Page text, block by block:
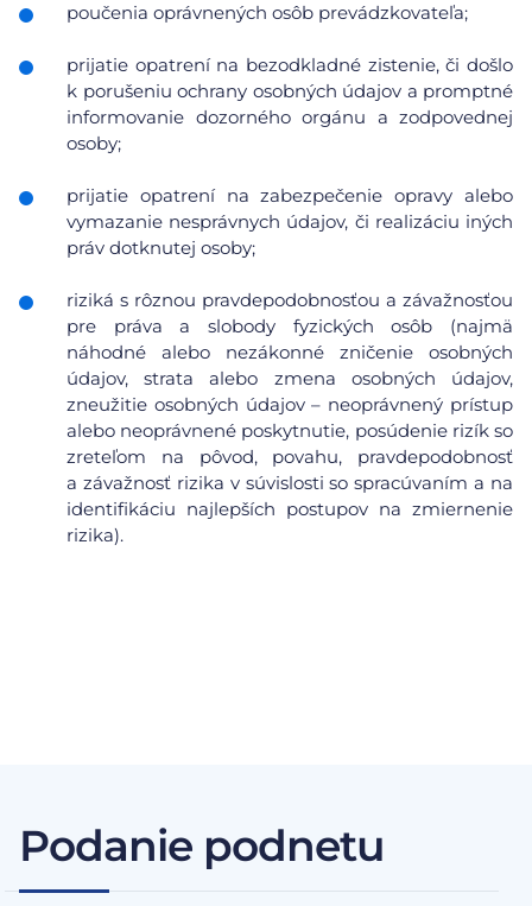
poučenia oprávnených osôb prevádzkovateľa;
prijatie opatrení na bezodkladné zistenie, či došlo
k porušeniu ochrany osobných údajov a promptné
informovanie dozorného orgánu a zodpovednej
osoby;
prijatie opatrení na zabezpečenie opravy alebo
vymazanie nesprávnych údajov, či realizáciu iných
práv dotknutej osoby;
riziká s rôznou pravdepodobnosťou a závažnosťou
pre práva a slobody fyzických osôb (najmä
náhodné alebo nezákonné zničenie osobných
údajov, strata alebo zmena osobných údajov,
zneužitie osobných údajov – neoprávnený prístup
alebo neoprávnené poskytnutie, posúdenie rizík so
zreteľom na pôvod, povahu, pravdepodobnosť
a závažnosť rizika v súvislosti so spracúvaním a na
identifikáciu najlepších postupov na zmiernenie
rizika).
Podanie podnetu